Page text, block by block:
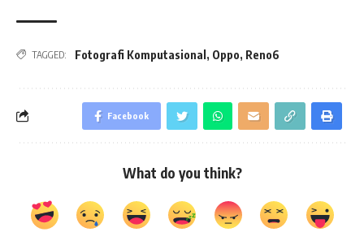
TAGGED: Fotografi Komputasional , Oppo, Reno6
Facebook
What do you think?